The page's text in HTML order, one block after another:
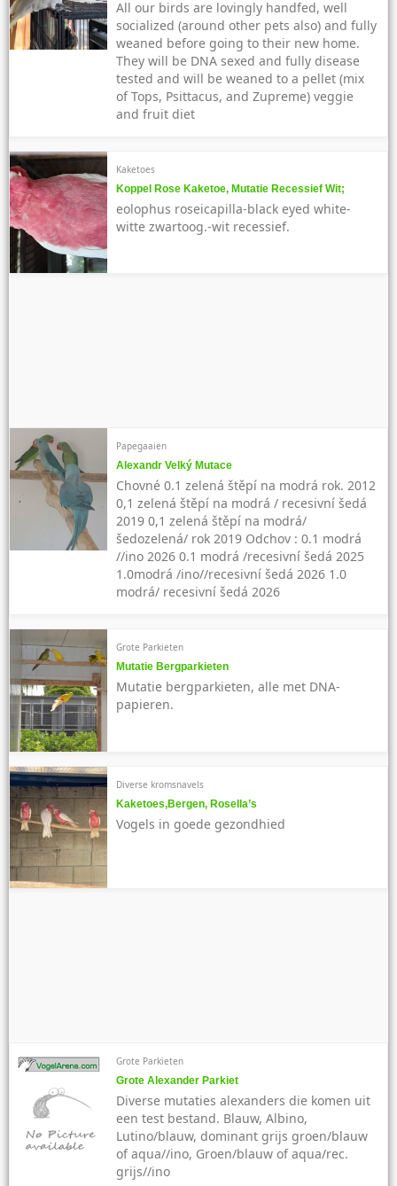
All our birds are lovingly handfed, well
socialized (around other pets also) and fully
weaned before going to their new home.
They will be DNA sexed and fully disease
tested and will be weaned to a pellet (mix
of Tops, Psittacus, and Zupreme) veggie
and fruit diet
Kaketoes
Koppel Rose Kaketoe, Mutatie Recessief Wit;
eolophus roseicapilla-black eyed white-
witte zwartoog.-wit recessief.
Papegaaien
Alexandr Velký Mutace
Chovné 0.1 zelená štěpí na modrá rok. 2012
0,1 zelená štěpí na modrá / recesivní šedá
2019 0,1 zelená štěpí na modrá/
šedozelená/ rok 2019 Odchov : 0.1 modrá
//ino 2026 0.1 modrá /recesivní šedá 2025
1.0modrá /ino//recesivní šedá 2026 1.0
modrá/ recesivní šedá 2026
Grote Parkieten
Mutatie Bergparkieten
Mutatie bergparkieten, alle met DNA-
papieren.
Diverse kromsnavels
Kaketoes,Bergen, Rosella’s
Vogels in goede gezondhied
Grote Parkieten
Grote Alexander Parkiet
Diverse mutaties alexanders die komen uit
een test bestand. Blauw, Albino,
Lutino/blauw, dominant grijs groen/blauw
of aqua//ino, Groen/blauw of aqua/rec.
grijs//ino